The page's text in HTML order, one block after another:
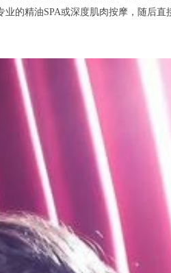
的精油SPA或深度肌肉按摩，随后